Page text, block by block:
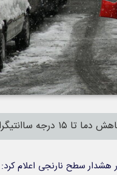
خبر داد.
سطح نارنجی اعلام